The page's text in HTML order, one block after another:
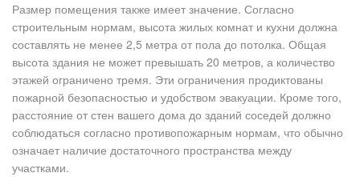
Размер помещения также имеет значение. Согласно
строительным нормам, высота жилых комнат и кухни должна
составлять не менее 2,5 метра от пола до потолка. Общая
высота здания не может превышать 20 метров, а количество
этажей ограничено тремя. Эти ограничения продиктованы
пожарной безопасностью и удобством эвакуации. Кроме того,
расстояние от стен вашего дома до зданий соседей должно
соблюдаться согласно противопожарным нормам, что обычно
означает наличие достаточного пространства между
участками.